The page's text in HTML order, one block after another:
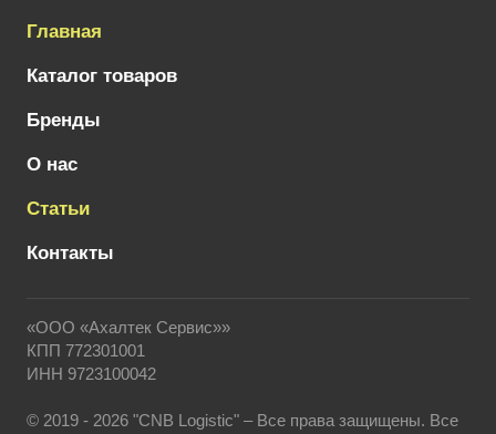
Главная
Каталог товаров
Бренды
О нас
Статьи
Контакты
«ООО «Ахалтек Сервис»»
КПП 772301001
ИНН 9723100042
© 2019 - 2026 "CNB Logistic" – Все права защищены. Все